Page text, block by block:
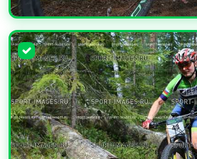
УВЕЛИЧИТЬ